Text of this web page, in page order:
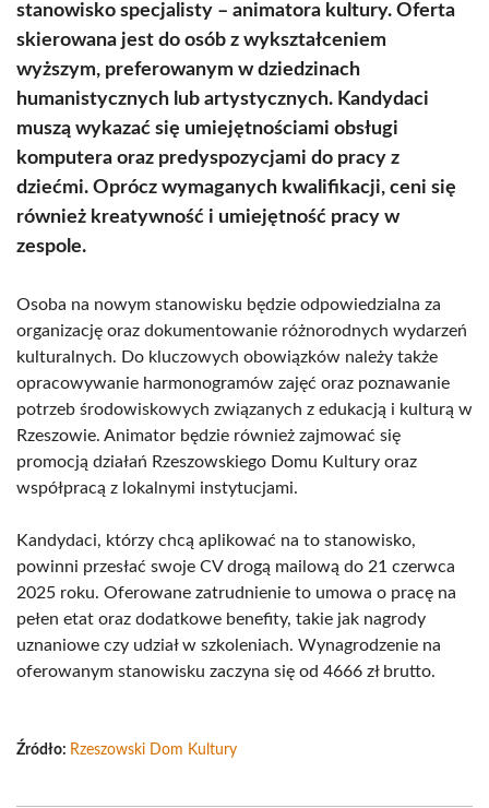
stanowisko specjalisty – animatora kultury. Oferta
skierowana jest do osób z wykształceniem
wyższym, preferowanym w dziedzinach
humanistycznych lub artystycznych. Kandydaci
muszą wykazać się umiejętnościami obsługi
komputera oraz predyspozycjami do pracy z
dziećmi. Oprócz wymaganych kwalifikacji, ceni się
również kreatywność i umiejętność pracy w
zespole.
Osoba na nowym stanowisku będzie odpowiedzialna za
organizację oraz dokumentowanie różnorodnych wydarzeń
kulturalnych. Do kluczowych obowiązków należy także
opracowywanie harmonogramów zajęć oraz poznawanie
potrzeb środowiskowych związanych z edukacją i kulturą w
Rzeszowie. Animator będzie również zajmować się
promocją działań Rzeszowskiego Domu Kultury oraz
współpracą z lokalnymi instytucjami.
Kandydaci, którzy chcą aplikować na to stanowisko,
powinni przesłać swoje CV drogą mailową do 21 czerwca
2025 roku. Oferowane zatrudnienie to umowa o pracę na
pełen etat oraz dodatkowe benefity, takie jak nagrody
uznaniowe czy udział w szkoleniach. Wynagrodzenie na
oferowanym stanowisku zaczyna się od 4666 zł brutto.
Źródło: Rzeszowski Dom Kultury